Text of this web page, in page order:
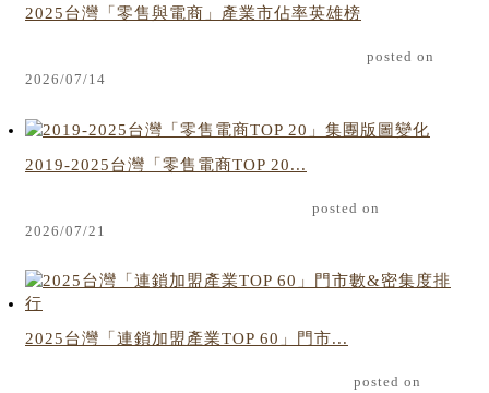
2025台灣「零售與電商」產業市佔率英雄榜
posted on
2026/07/14
2019-2025台灣「零售電商TOP 20...
posted on
2026/07/21
2025台灣「連鎖加盟產業TOP 60」門市...
posted on